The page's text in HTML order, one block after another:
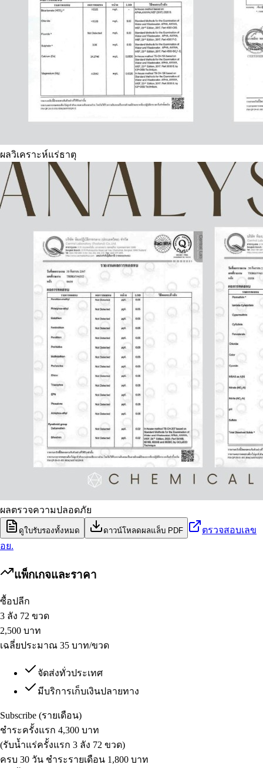
ผลวิเคราะห์แร่ธาตุ
ผลตรวจความปลอดภัย
ดูใบรับรองทั้งหมด ดาวน์โหลดผลแล็บ PDF
ตรวจสอบเลข
อย.
แพ็กเกจและราคา
ซื้อปลีก
3 ลัง 72 ขวด
2,500 บาท
เฉลี่ยประมาณ 35 บาท/ขวด
จัดส่งทั่วประเทศ
มีบริการเก็บเงินปลายทาง
Subscribe (รายเดือน)
ชำระครั้งแรก 4,300 บาท
(รับน้ำแร่ครั้งแรก 3 ลัง 72 ขวด)
ครบ 30 วัน ชำระรายเดือน 1,800 บาท